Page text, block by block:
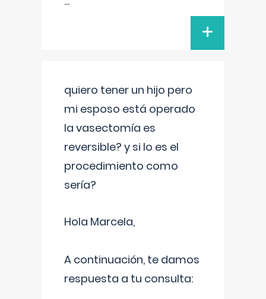
+
quiero tener un hijo pero
mi esposo está operado
la vasectomía es
reversible? y si lo es el
procedimiento como
sería?
Hola Marcela,
A continuación, te damos
respuesta a tu consulta: